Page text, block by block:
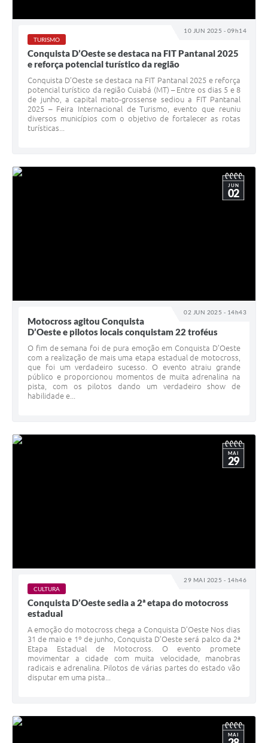
10 JUN 2025 - 09h14
TURISMO
Conquista D’Oeste se destaca na FIT Pantanal 2025
e reforça potencial turístico da região
Conquista D’Oeste se destaca na FIT Pantanal 2025 e reforça
potencial turístico da região Cuiabá (MT) – Entre os dias 5 e 8
de junho, a capital mato-grossense sediou a FIT Pantanal
2025 – Feira Internacional de Turismo, evento que reuniu
diversos municípios com o objetivo de fortalecer as rotas
turísticas...
02 JUN 2025 - 14h43
JUN
02
Motocross agitou Conquista
D’Oeste e pilotos locais conquistam 22 troféus
O fim de semana foi de pura emoção em Conquista D’Oeste
com a realização de mais uma etapa estadual de motocross,
que foi um verdadeiro sucesso. O evento atraiu grande
público e proporcionou momentos de muita adrenalina na
pista, com os pilotos dando um verdadeiro show de
habilidade e...
29 MAI 2025 - 14h46
MAI
29
CULTURA
Conquista D’Oeste sedia a 2ª etapa do motocross
estadual
A emoção do motocross chega a Conquista D’Oeste Nos dias
31 de maio e 1º de junho, Conquista D’Oeste será palco da 2ª
Etapa Estadual de Motocross. O evento promete
movimentar a cidade com muita velocidade, manobras
radicais e adrenalina. Pilotos de várias partes do estado vão
disputar em uma pista...
MAI